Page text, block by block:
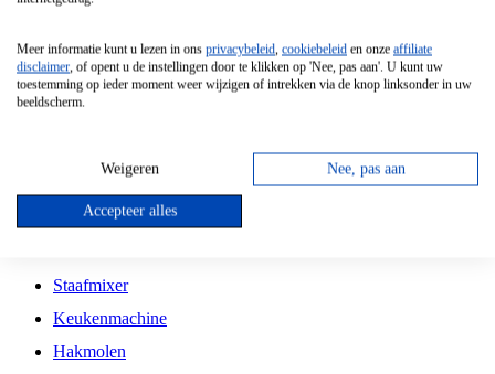
Vrijstaande Magnetron
Vrijstaande Kookplaat
Inbouw Gaskookplaat
Inbouw Keramische Kookplaat
Kookplaat Accessoires
Staafmixer
Keukenmachine
Hakmolen
Meer informatie kunt u lezen in ons privacybeleid, cookiebeleid en onze affiliate
disclaimer, of opent u de instellingen door te klikken op 'Nee, pas aan'. U kunt uw
toestemming op ieder moment weer wijzigen of intrekken via de knop linksonder in uw
beeldscherm.
Weigeren Nee, pas aan
Accepteer alles